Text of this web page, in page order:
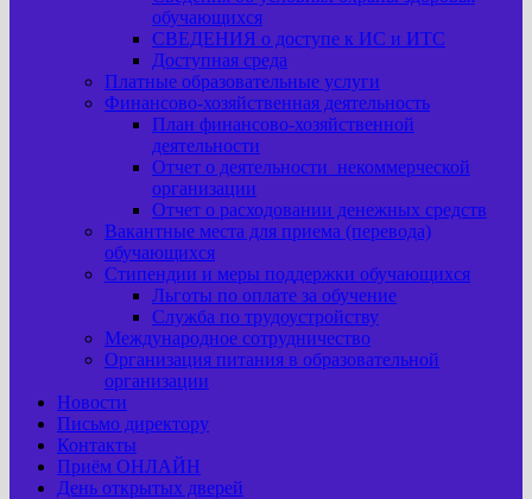
обучающихся
СВЕДЕНИЯ о доступе к ИС и ИТС
Доступная среда
Платные образовательные услуги
Финансово-хозяйственная деятельность
План финансово-хозяйственной
деятельности
Отчет о деятельности некоммерческой
организации
Отчет о расходовании денежных средств
Вакантные места для приема (перевода)
обучающихся
Стипендии и меры поддержки обучающихся
Льготы по оплате за обучение
Служба по трудоустройству
Международное сотрудничество
Организация питания в образовательной
организации
Новости
Письмо директору
Контакты
Приём ОНЛАЙН
День открытых дверей